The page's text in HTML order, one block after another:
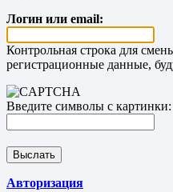
Логин или email:
Контрольная строка для
регистрационные данные,
Введите символы с картинки:
Авторизация